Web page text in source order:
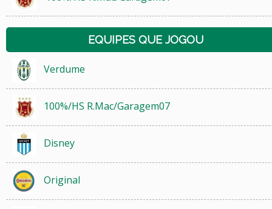
EQUIPES QUE JOGOU
Verdume
100%/HS R.Mac/Garagem07
Disney
Original